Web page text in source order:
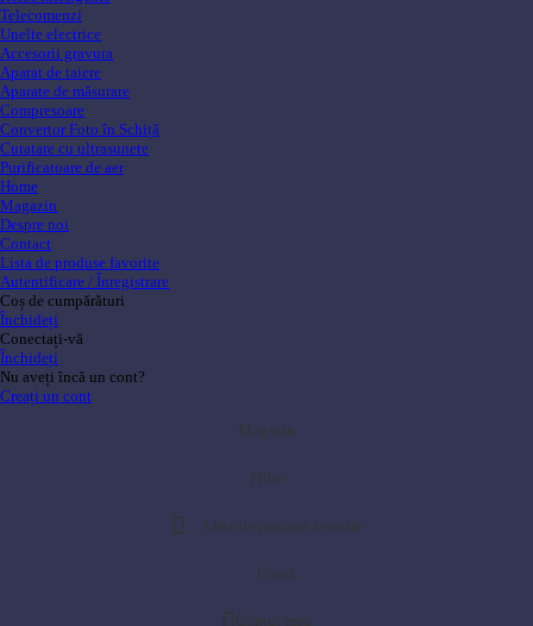
Telecomenzi
Unelte electrice
Accesorii gravura
Aparat de taiere
Aparate de măsurare
Compresoare
Convertor Foto în Schiță
Curatare cu ultrasunete
Purificatoare de aer
Home
Magazin
Despre noi
Contact
Lista de produse favorite
Autentificare / Înregistrare
Coș de cumpărături
Închideți
Conectați-vă
Închideți
Nu aveți încă un cont?
Creați un cont
Magazin
Filtre
Lista de produse favorite
Cosul
Contul meu